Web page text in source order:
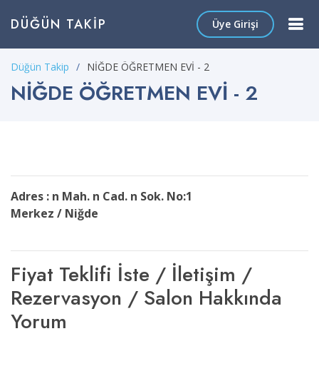
DÜĞÜN TAKIP Üye Girişi
Düğün Takip NİĞDE ÖĞRETMEN EVİ - 2
NİĞDE ÖĞRETMEN EVİ - 2
Adres : n Mah. n Cad. n Sok. No:1
Merkez / Niğde
Fiyat Teklifi İste / İletişim /
Rezervasyon / Salon Hakkında
Yorum